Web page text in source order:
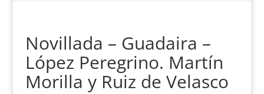
Novillada – Guadaira –
López Peregrino. Martín
Morilla y Ruiz de Velasco